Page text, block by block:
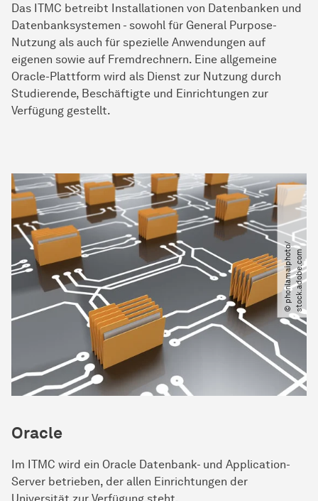
Das ITMC betreibt Installationen von Datenbanken und
Datenbanksystemen - sowohl für General Purpose-
Nutzung als auch für spezielle Anwendungen auf
eigenen sowie auf Fremdrechnern. Eine allgemeine
Oracle-Plattform wird als Dienst zur Nutzung durch
Studierende, Beschäftigte und Einrichtungen zur
Verfügung gestellt.
©
p
h
o
n
l
a
m
a
i
p
h
ot
o​
/​
s
t
o
c
k
.
a
d
o
b
e
.
c
om
Oracle
Im ITMC wird ein Oracle Datenbank- und Application-
Server betrieben, der allen Einrichtungen der
Universität zur Verfügung steht.